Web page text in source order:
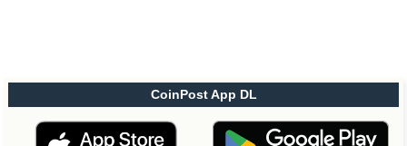
CoinPost App DL